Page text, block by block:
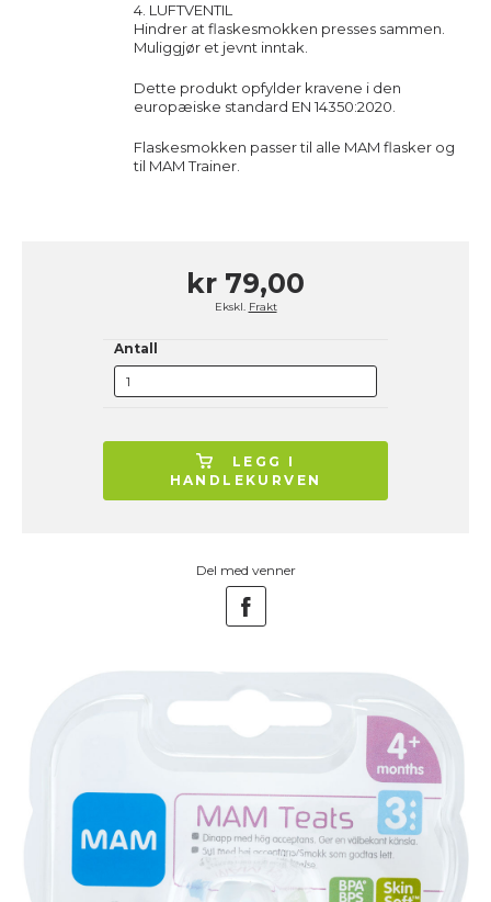
4. LUFTVENTIL
Hindrer at flaskesmokken presses sammen.
Muliggjør et jevnt inntak.
Dette produkt opfylder kravene i den
europæiske standard EN 14350:2020.
Flaskesmokken passer til alle MAM flasker og
til MAM Trainer.
kr 79,00
Ekskl. Frakt
Antall
LEGG I
HANDLEKURVEN
Del med venner